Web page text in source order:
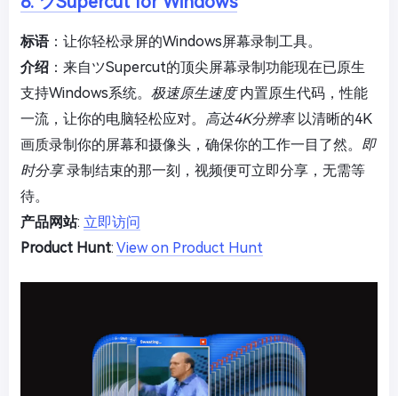
标语：让你轻松录屏的Windows屏幕录制工具。
介绍 ：来自ツSupercut的顶尖屏幕录制功能现在已原生
支持Windows系统。 极速原生速度内置原生代码，性能
一流，让你的电脑轻松应对。 高达4K分辨率以清晰的4K
画质录制你的屏幕和摄像头，确保你的工作一目了然。 即
时分享录制结束的那一刻，视频便可立即分享，无需等
待。
产品网站: 立即访问
Product Hunt: View on Product Hunt